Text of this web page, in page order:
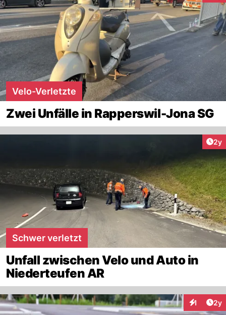
Velo-Verletzte
Zwei Unfälle in Rapperswil-Jona SG
2y
Schwer verletzt
Unfall zwischen Velo und Auto in
Niederteufen AR
1 2y